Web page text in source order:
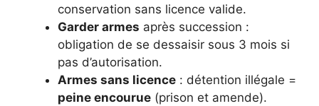
conservation sans licence valide.
Garder armes après succession :
obligation de se dessaisir sous 3 mois si
pas d’autorisation.
Armes sans licence : détention illégale =
peine encourue (prison et amende).